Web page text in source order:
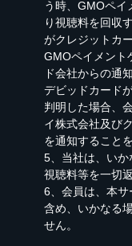
う時、GMOペイ
り視聴料を回収
がクレジットカ
GMOペイメント
ド会社からの通
デビッドカード
判明した場合、
イ株式会社及び
を通知すること
5、当社は、い
視聴料等を一切
6、会員は、本
含め、いかなる
せん。